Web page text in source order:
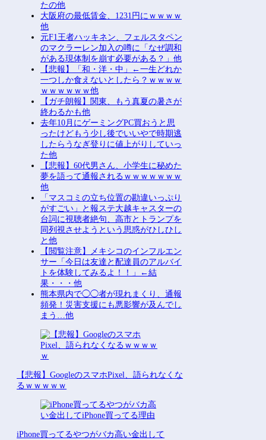
たの他
大阪府の最低賃金、1231円にｗｗｗｗ
他
元F1王者ハッキネン、フェルスタペン
のマクラーレン加入の噂に「なぜ調和
がある現体制を崩す必要がある？」他
【悲報】「和・洋・中」←一生どれか
一つしか食えないとしたら？ｗｗｗｗ
ｗｗｗｗｗｗ他
【ガチ朗報】関東、もう真夏の暑さが
終わるかも他
去年10月にゲーミングPC買おうと思
ったけどもう少し後でいいやで時期逃
したらうなぎ登りに値上がりしていっ
た他
【悲報】60代男さん、小学生に秘めた
夢を語って通報されるｗｗｗｗｗｗｗ
他
「マスコミの立ち位置の勘違いっぷり
がすごい」と報ステ大越キャスターの
台詞に視聴者絶句、高市とトランプを
同列視させようという思惑がひしひし
と他
【閲覧注意】メキシコのインフルエン
サー「今日は友達と配達員のアルバイ
トを体験してみるよ！！」←結
果・・・他
熊本県内で◯◯者が現れまくり、通報
頻発！災害支援にも悪影響が及んでし
まう…他
【悲報】GoogleのスマホPixel、語られなくな
るｗｗｗｗｗ
iPhone買ってるやつがバカ高い金出して